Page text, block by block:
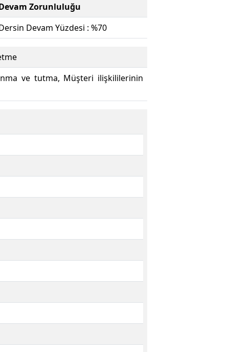
Zorunluluğu
Devam Yüzdesi : %70
ve tutma, Müşteri ilişkililerinin